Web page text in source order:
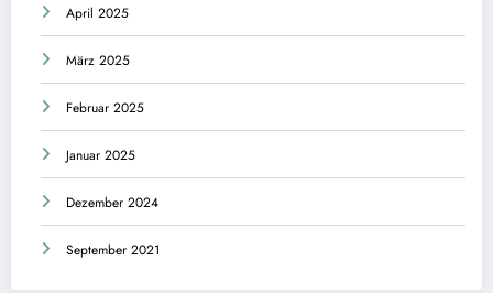
April 2025
März 2025
Februar 2025
Januar 2025
Dezember 2024
September 2021